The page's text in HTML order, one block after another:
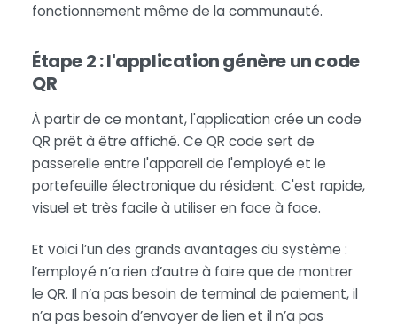
fonctionnement même de la communauté.
Étape 2 : l'application génère un code
QR
À partir de ce montant, l'application crée un code
QR prêt à être affiché. Ce QR code sert de
passerelle entre l'appareil de l'employé et le
portefeuille électronique du résident. C'est rapide,
visuel et très facile à utiliser en face à face.
Et voici l’un des grands avantages du système :
l’employé n’a rien d’autre à faire que de montrer
le QR. Il n’a pas besoin de terminal de paiement, il
n’a pas besoin d’envoyer de lien et il n’a pas